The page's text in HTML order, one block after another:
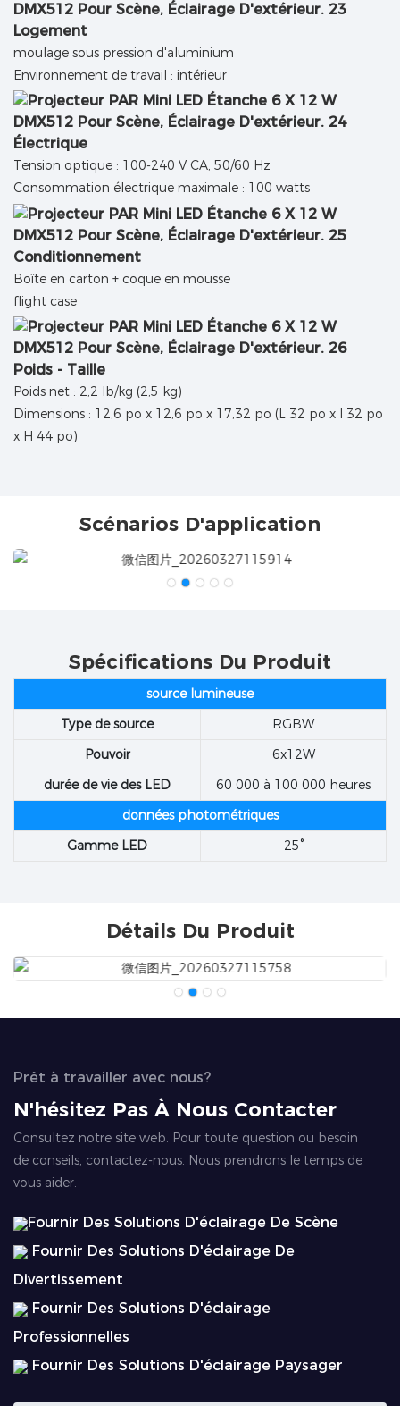
Logement
moulage sous pression d'aluminium
Environnement de travail : intérieur
Électrique
Tension optique : 100-240 V CA, 50/60 Hz
Consommation électrique maximale : 100 watts
Conditionnement
Boîte en carton + coque en mousse
flight case
Poids - Taille
Poids net : 2,2 lb/kg (2,5 kg)
Dimensions : 12,6 po x 12,6 po x 17,32 po (L 32 po x l 32 po
x H 44 po)
Scénarios D'application
Spécifications Du Produit
source lumineuse
Type de source
RGBW
Pouvoir
6x12W
durée de vie des LED
60 000 à 100 000 heures
données photométriques
Gamme LED
25°
Détails Du Produit
Prêt à travailler avec nous?
N'hésitez Pas À Nous Contacter
Consultez notre site web. Pour toute question ou besoin
de conseils, contactez-nous. Nous prendrons le temps de
vous aider.
Fournir Des Solutions D'éclairage De Scène
Fournir Des Solutions D'éclairage De
Divertissement
Fournir Des Solutions D'éclairage
Professionnelles
Fournir Des Solutions D'éclairage Paysager